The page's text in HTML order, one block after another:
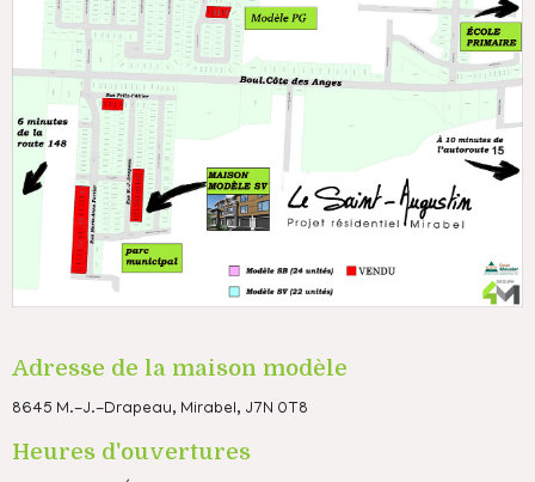
Adresse de la maison modèle
8645 M.-J.-Drapeau, Mirabel, J7N 0T8
Heures d'ouvertures